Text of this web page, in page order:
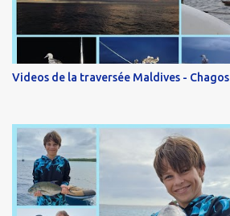
Videos de la traversée Maldives - Chagos